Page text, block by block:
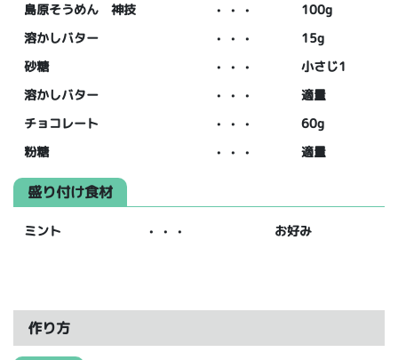
島原そうめん 神技 ・・・
100g
溶かしバター
・・・
15g
砂糖
・・・
小さじ1
溶かしバター
・・・
適量
チョコレート
・・・
60g
粉糖
・・・ 適量
盛り付け食材
ミント ・・・ お好み
作り方